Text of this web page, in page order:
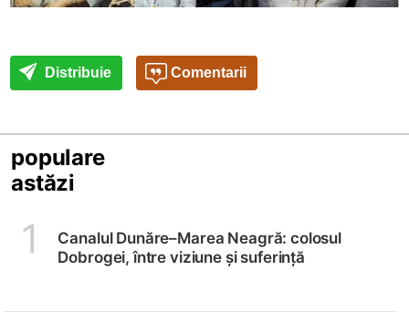
Distribuie Comentarii
populare
astăzi
1
Canalul Dunăre–Marea Neagră: colosul
Dobrogei, între viziune și suferință